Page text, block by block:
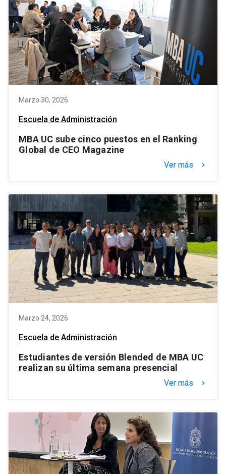
Marzo 30, 2026
Escuela de Administración
MBA UC sube cinco puestos en el Ranking
Global de CEO Magazine
Ver más keyboard_arrow_right
Marzo 24, 2026
Escuela de Administración
Estudiantes de versión Blended de MBA UC
realizan su última semana presencial
Ver más keyboard_arrow_right